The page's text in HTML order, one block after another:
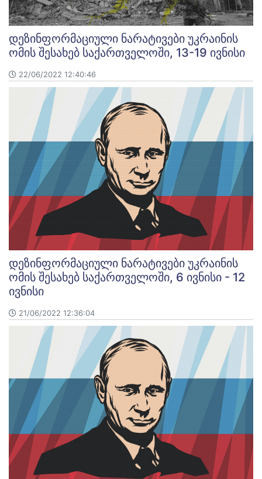
დეზინფორმაციული ნარატივები უკრაინის
ომის შესახებ საქართველოში, 13-19 ივნისი
22/06/2022 12:40:46
დეზინფორმაციული ნარატივები უკრაინის
ომის შესახებ საქართველოში, 6 ივნისი - 12
ივნისი
21/06/2022 12:36:04